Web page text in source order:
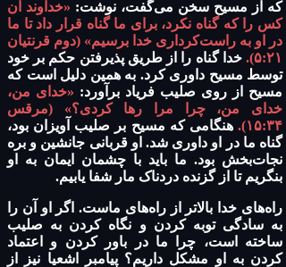
که از مسیح سخن می‌گفت، نوشت: «خداوند آن
کس را که گناه نکرد، برای ما گناه قرار داد تا ما
در او به راست‌کرداری خدا برسیم» (دوم قرنتیان
۵:۲۱).
خدا گناه را از طریق پذیرفتن حکم بر خود
توسط مسیح داوری کرد. به همین دلیل است که
مسیح از روی صلیب فریاد برآورد: «خدای من،
خدای من، چرا مرا رها کردی؟» (مرقس
۱۵:۳۴).
هنگامی که مسیح بر صلیب آویزان بود،
گناه ما در او داوری شد. او قربانی جانشین و بره
نجات‌بخش بود. ما باید با چشمان ایمان به او
بنگریم تا از گزنده دردناک مار شفا یابیم.
راه‌های خدا بالاتر از راه‌های ماست. اگر او آن را
به سادگی توبه کردن و نگاه کردن به صلیب
ساخته است، چرا ما در باور کردن و اعتماد
کردن به او مشکل داریم؟ پیامبر اشعیا نیز از